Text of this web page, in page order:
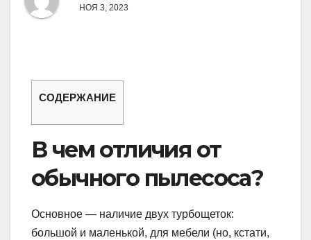
НОЯ 3, 2023
СОДЕРЖАНИЕ
В чем отличия от
обычного пылесоса?
Основное — наличие двух турбощеток:
большой и маленькой, для мебели (но, кстати,